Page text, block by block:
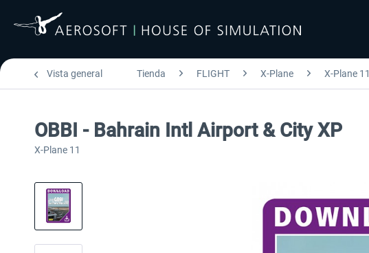
Vista general Tienda FLIGHT X-Plane X-Plane 11
OBBI - Bahrain Intl Airport & City XP
X-Plane 11